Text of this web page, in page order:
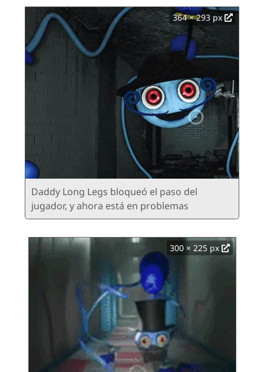
364 × 293 px
Daddy Long Legs bloqueó el paso del
jugador, y ahora está en problemas
300 × 225 px